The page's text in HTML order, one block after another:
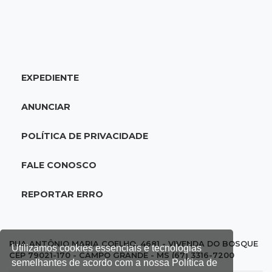
Utilizamos cookies essenciais e tecnologias
semelhantes de acordo com a nossa Política de
20:06Balcão de empregos
abertas em 114 funções
19:47Festival do Sobá
futuro do jogo do bicho no País
EXPEDIENTE
ANUNCIAR
POLÍTICA DE PRIVACIDADE
FALE CONOSCO
REPORTAR ERRO
RUA ANTÔNIO MARIA COELHO, 4681 - VIVENDA DO BOSQUE
CEP 79021-170 - CAMPO GRANDE - MS (67) 3316-7200